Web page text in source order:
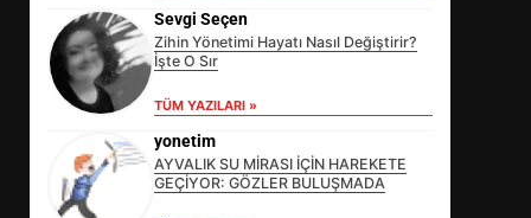
Sevgi Seçen
Zihin Yönetimi Hayatı Nasıl Değiştirir?
İşte O Sır
TÜM YAZILARI »
yonetim
AYVALIK SU MİRASI İÇİN HAREKETE
GEÇİYOR: GÖZLER BULUŞMADA